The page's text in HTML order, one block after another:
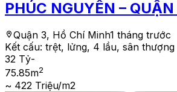
PHÚC NGUYÊN – QUẬN
Quận 3, Hồ Chí Minh1 tháng trước
Kết cấu: trệt, lửng, 4 lầu, sân thượng
32 Tỷ-
75.85m2
~ 422 Triệu/m2